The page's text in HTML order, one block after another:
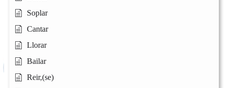
Soplar
Cantar
Llorar
Bailar
Reir,(se)